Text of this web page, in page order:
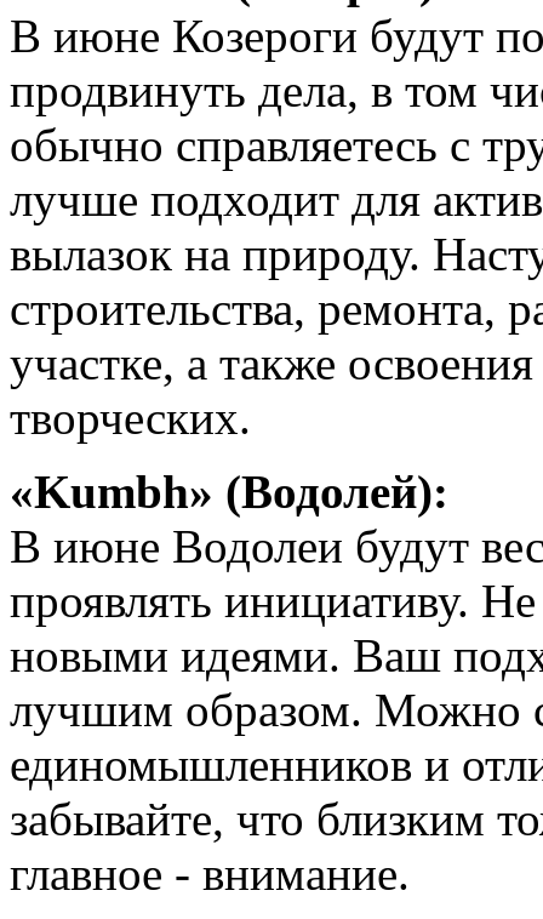
В июне Козероги будут
продвинуть дела, в том
обычно справляетесь с
лучше подходит для
вылазок на природу.
строительства, ремонта,
участке, а также
творческих.
«Kumbh» (Водолей):
В июне Водолеи будут
проявлять инициативу.
новыми идеями. Ваш
лучшим образом. Можно
единомышленников и
забывайте, что близким
главное - внимание.